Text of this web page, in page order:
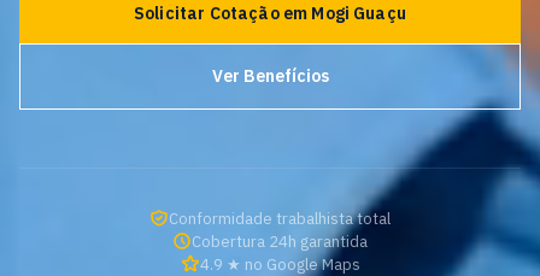
Solicitar Cotação em Mogi Guaçu
Ver Benefícios
Conformidade trabalhista total
Cobertura 24h garantida
4.9 ★ no Google Maps